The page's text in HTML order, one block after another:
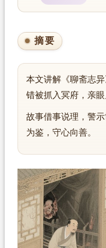
摘要
本文讲解《聊斋志
错被抓入冥府，亲眼
故事借事说理，警
为鉴，守心向善。